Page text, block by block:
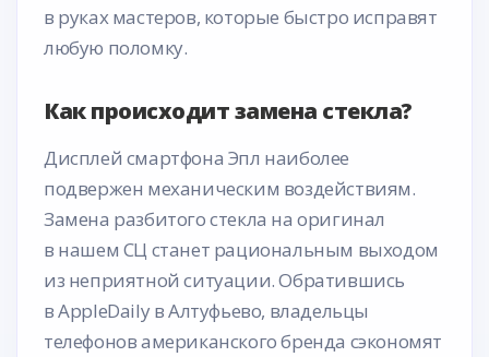
в руках мастеров, которые быстро исправят
любую поломку.
Как происходит замена стекла?
Дисплей смартфона Эпл наиболее
подвержен механическим воздействиям.
Замена разбитого стекла на оригинал
в нашем СЦ станет рациональным выходом
из неприятной ситуации. Обратившись
в AppleDaily в Алтуфьево, владельцы
телефонов американского бренда сэкономят